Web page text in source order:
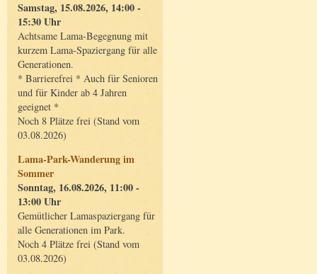
Samstag, 15.08.2026, 14:00 -
15:30 Uhr
Achtsame Lama-Begegnung mit
kurzem Lama-Spaziergang für alle
Generationen.
* Barrierefrei * Auch für Senioren
und für Kinder ab 4 Jahren
geeignet *
Noch 8 Plätze frei (Stand vom
03.08.2026)
Lama-Park-Wanderung im
Sommer
Sonntag, 16.08.2026, 11:00 -
13:00 Uhr
Gemütlicher Lamaspaziergang für
alle Generationen im Park.
Noch 4 Plätze frei (Stand vom
03.08.2026)